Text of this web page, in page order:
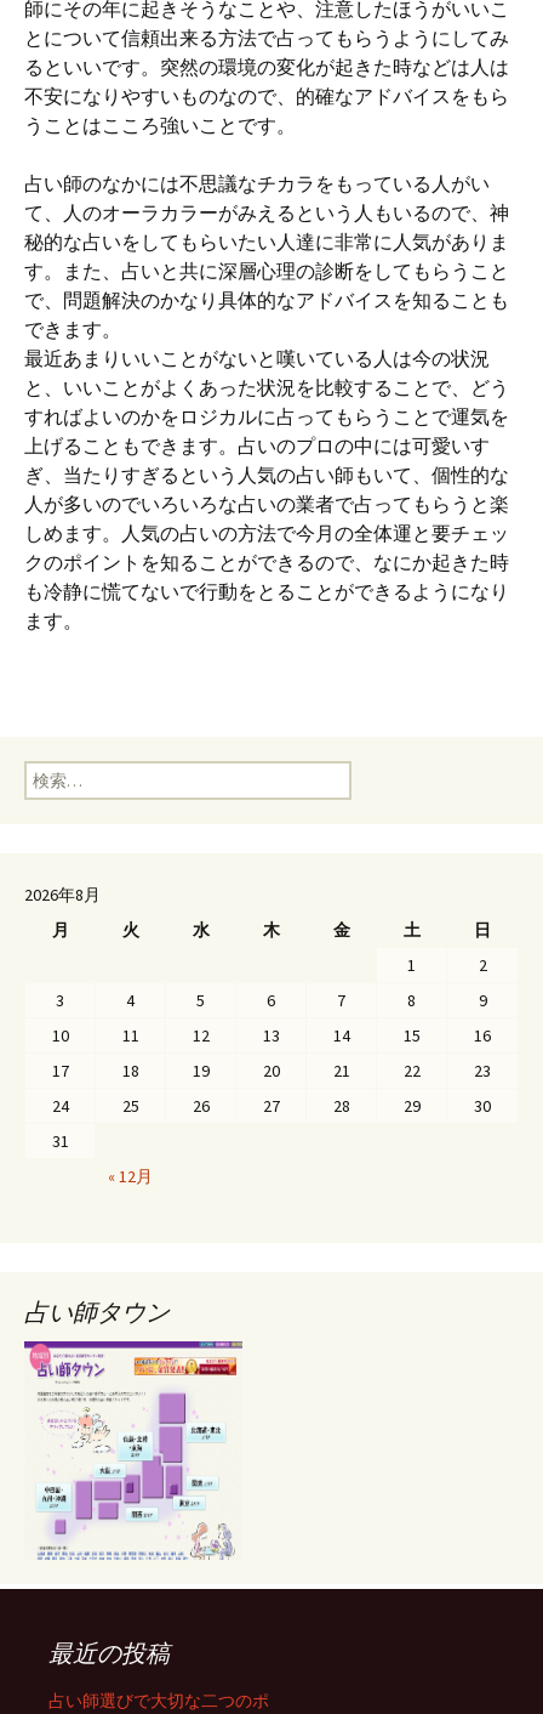
師にその年に起きそうなことや、注意したほうがいいこ
とについて信頼出来る方法で占ってもらうようにしてみ
るといいです。突然の環境の変化が起きた時などは人は
不安になりやすいものなので、的確なアドバイスをもら
うことはこころ強いことです。
占い師のなかには不思議なチカラをもっている人がい
て、人のオーラカラーがみえるという人もいるので、神
秘的な占いをしてもらいたい人達に非常に人気がありま
す。また、占いと共に深層心理の診断をしてもらうこと
で、問題解決のかなり具体的なアドバイスを知ることも
できます。
最近あまりいいことがないと嘆いている人は今の状況
と、いいことがよくあった状況を比較することで、どう
すればよいのかをロジカルに占ってもらうことで運気を
上げることもできます。占いのプロの中には可愛いす
ぎ、当たりすぎるという人気の占い師もいて、個性的な
人が多いのでいろいろな占いの業者で占ってもらうと楽
しめます。人気の占いの方法で今月の全体運と要チェッ
クのポイントを知ることができるので、なにか起きた時
も冷静に慌てないで行動をとることができるようになり
ます。
検索:
2026年8月
月
火 水 木 金 土 日
« 12月
1
2
3
4 5 6 7 8
9
10
11 12 13 14 15
16
17
18 19 20 21 22
23
24
25 26 27 28 29
30
31
占い師タウン
最近の投稿
占い師選びで大切な二つのポ